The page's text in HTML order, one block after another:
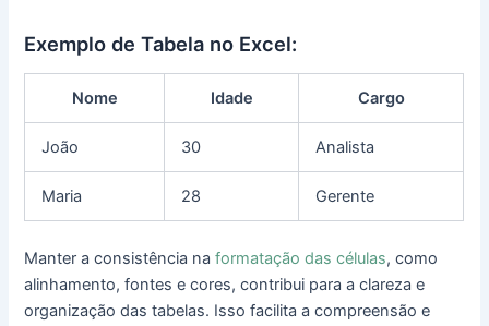
Exemplo de Tabela no Excel:
Nome Idade Cargo
João 30 Analista
Maria 28 Gerente
Manter a consistência naformatação das células, como
alinhamento, fontes e cores, contribui para a clareza e
organização das tabelas. Isso facilita a compreensão e